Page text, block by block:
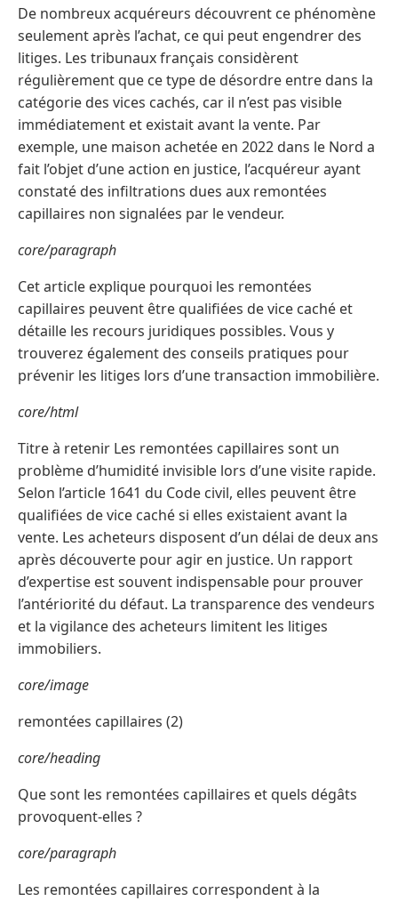
De nombreux acquéreurs découvrent ce phénomène
seulement après l’achat, ce qui peut engendrer des
litiges. Les tribunaux français considèrent
régulièrement que ce type de désordre entre dans la
catégorie des vices cachés, car il n’est pas visible
immédiatement et existait avant la vente. Par
exemple, une maison achetée en 2022 dans le Nord a
fait l’objet d’une action en justice, l’acquéreur ayant
constaté des infiltrations dues aux remontées
capillaires non signalées par le vendeur.
core/paragraph
Cet article explique pourquoi les remontées
capillaires peuvent être qualifiées de vice caché et
détaille les recours juridiques possibles. Vous y
trouverez également des conseils pratiques pour
prévenir les litiges lors d’une transaction immobilière.
core/html
Titre à retenir Les remontées capillaires sont un
problème d’humidité invisible lors d’une visite rapide.
Selon l’article 1641 du Code civil, elles peuvent être
qualifiées de vice caché si elles existaient avant la
vente. Les acheteurs disposent d’un délai de deux ans
après découverte pour agir en justice. Un rapport
d’expertise est souvent indispensable pour prouver
l’antériorité du défaut. La transparence des vendeurs
et la vigilance des acheteurs limitent les litiges
immobiliers.
core/image
remontées capillaires (2)
core/heading
Que sont les remontées capillaires et quels dégâts
provoquent-elles ?
core/paragraph
Les remontées capillaires correspondent à la